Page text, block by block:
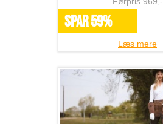
SPAR 59%
Læs mere